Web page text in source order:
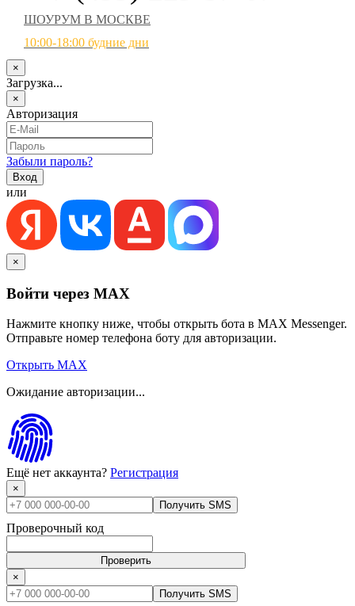
ШОУРУМ В МОСКВЕ
10:00-18:00 будние дни
×
Загрузка...
×
Авторизация
Забыли пароль?
или
×
Войти через MAX
Нажмите кнопку ниже, чтобы открыть бота в MAX Messenger.
Отправьте номер телефона боту для авторизации.
Открыть MAX
Ожидание авторизации...
Ещё нет аккаунта? Регистрация
×
Получить SMS
Проверочный код
Проверить
×
Получить SMS